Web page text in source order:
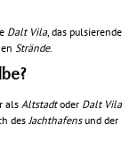
Dalt Vila, das pulsierende
Strände.
als Altstadtoder Dalt Vila
des Jachthafensund der